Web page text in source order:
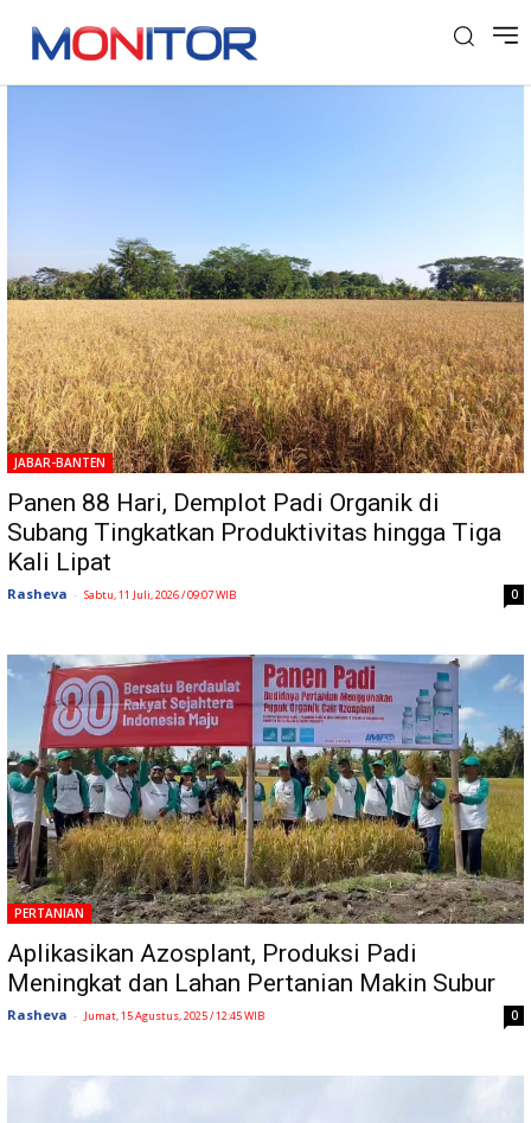
Tag: IMP 168
JABAR-BANTEN
Panen 88 Hari, Demplot Padi Organik di
Subang Tingkatkan Produktivitas hingga Tiga
Kali Lipat
Rasheva - Sabtu, 11 Juli, 2026 / 09:07 WIB 0
PERTANIAN
Aplikasikan Azosplant, Produksi Padi
Meningkat dan Lahan Pertanian Makin Subur
Rasheva - Jumat, 15 Agustus, 2025 / 12:45 WIB 0